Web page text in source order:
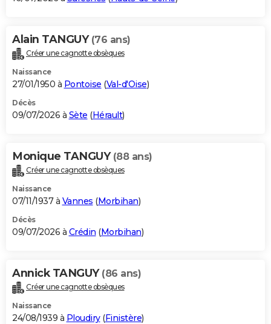
Alain TANGUY (76 ans)
Créer une cagnotte obsèques
Naissance
27/01/1950 à Pontoise (Val-d'Oise)
Décès
09/07/2026 à Sète (Hérault)
Monique TANGUY (88 ans)
Créer une cagnotte obsèques
Naissance
07/11/1937 à Vannes (Morbihan)
Décès
09/07/2026 à Crédin (Morbihan)
Annick TANGUY (86 ans)
Créer une cagnotte obsèques
Naissance
24/08/1939 à Ploudiry(Finistère)